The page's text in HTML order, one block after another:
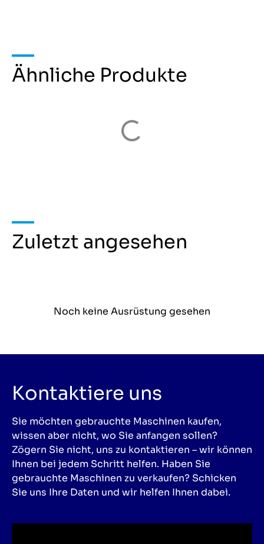
Ähnliche Produkte
Zuletzt angesehen
Noch keine Ausrüstung gesehen
Kontaktiere uns
Sie möchten gebrauchte Maschinen kaufen,
wissen aber nicht, wo Sie anfangen sollen?
Zögern Sie nicht, uns zu kontaktieren – wir können
Ihnen bei jedem Schritt helfen. Haben Sie
gebrauchte Maschinen zu verkaufen? Schicken
Sie uns Ihre Daten und wir helfen Ihnen dabei.